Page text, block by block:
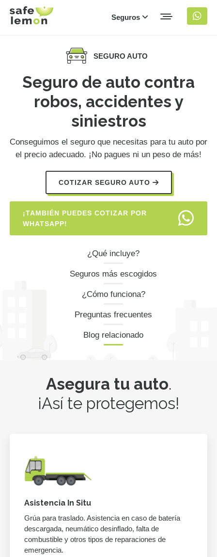
Seguros
SEGURO AUTO
Seguro de auto contra
robos, accidentes y
siniestros
Conseguimos el seguro que necesitas para tu auto por
el precio adecuado. ¡No pagues ni un peso de más!
COTIZAR SEGURO AUTO
¡TAMBIÉN PUEDES COTIZAR POR
WHATSAPP!
¿Qué incluye?
Seguros más escogidos
¿Cómo funciona?
Preguntas frecuentes
Blog relacionado
Asegura tu auto.
¡Así te protegemos!
Asistencia In Situ
Grúa para traslado. Asistencia en caso de batería
descargada, neumático desinflado, falta de
combustible y otros tipos de reparaciones de
emergencia.